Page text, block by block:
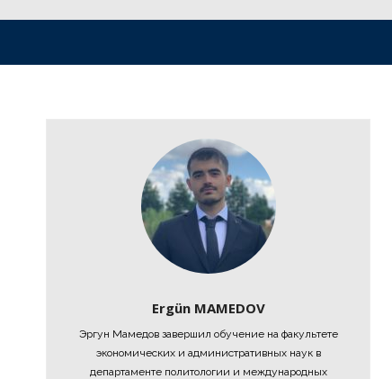
Ergün MAMEDOV
Эргун Мамедов завершил обучение на факультете
экономических и административных наук в
департаменте политологии и международных